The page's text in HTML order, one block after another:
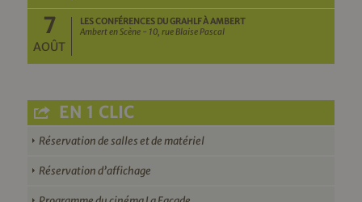
7
AOÛT
LES CONFÉRENCES DU GRAHLF À AMBERT
Ambert en Scène - 10, rue Blaise Pascal
EN 1 CLIC
Réservation de salles et de matériel
Réservation d’affichage